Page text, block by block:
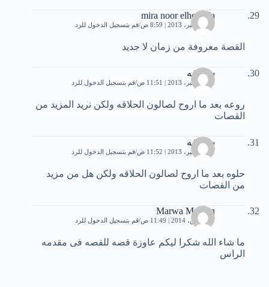
mira noor elhoouda
19 ديسمبر، 2013 | 8:59 ص قم بتسجيل الدخول للرد
القصة معروفة من زمان لا جديد
سولافه
21 ديسمبر، 2013 | 11:51 ص قم بتسجيل الدخول للرد
روعه بعد ما اروح لصالون الحلاقه ولكن نريد المزيد من
القصات
سولافه
21 ديسمبر، 2013 | 11:52 ص قم بتسجيل الدخول للرد
حلوه بعد ما اروح لصالون الحلاقه ولكن هل من مزيد
من القصات
Marwa Moamn
17 مارس، 2014 | 11:49 ص قم بتسجيل الدخول للرد
ما شاء الله شكرا ليكم عاوزة قصه للقصه فى مقدمه
الراس